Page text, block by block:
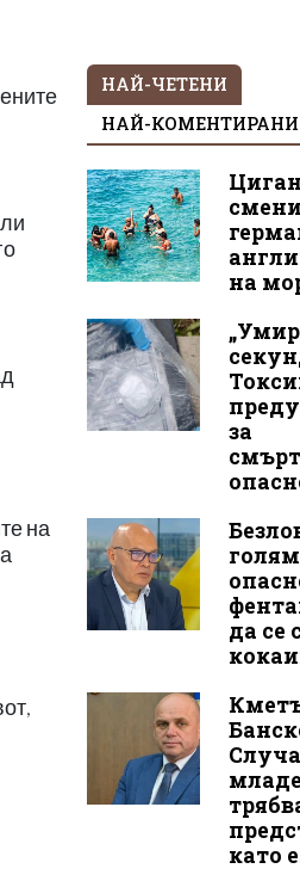
на
НАЙ-ЧЕТЕНИ
НАЙ-КОМЕНТИРАНИ
на
за
да се
като